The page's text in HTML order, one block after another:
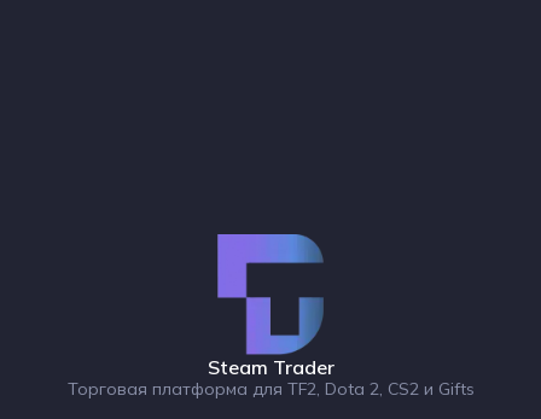
Steam Trader
Торговая платформа для TF2, Dota 2, CS2 и Gifts